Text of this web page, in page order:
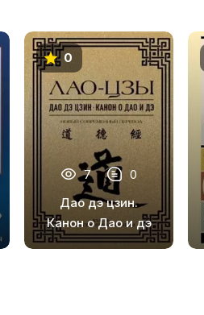
0
7 0
Дао дэ цзин.
Канон о Дао и дэ